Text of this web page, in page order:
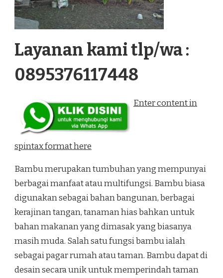
Layanan kami tlp/wa :
0895376117448
Enter content in
spintax format here
Bambu merupakan tumbuhan yang mempunyai
berbagai manfaat atau multifungsi. Bambu biasa
digunakan sebagai bahan bangunan, berbagai
kerajinan tangan, tanaman hias bahkan untuk
bahan makanan yang dimasak yang biasanya
masih muda. Salah satu fungsi bambu ialah
sebagai pagar rumah atau taman. Bambu dapat di
desain secara unik untuk memperindah taman